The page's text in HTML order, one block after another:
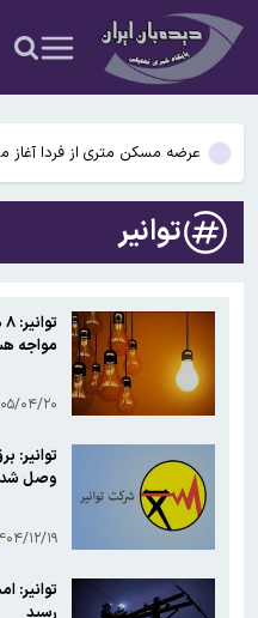
شدن قتل مجیدشریف واقفی
تعطیلی بازارهای میوه ‌و تره‌بار
راه‌اندازی واحدهای جدید تولید
عرضه مسکن متری از فردا آغاز
تصویب کلیات طرح «اقدام
کمیسیون امور داخلی
توسط شهرداری تهران: ساخت
تعطیلی بازارهای میوه ‌و تره‌بار
راه‌اندازی واحدهای جدید تولید
توانیر
مواجه
۱۴۰۵/
توانیر:
وصل شد
۱۴۰۴/۱۲/
رسید